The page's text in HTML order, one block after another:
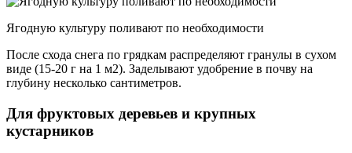
Ягодную культуру поливают по необходимости
После схода снега по грядкам распределяют гранулы в сухом
виде (15-20 г на 1 м2). Заделывают удобрение в почву на
глубину несколько сантиметров.
Для фруктовых деревьев и крупных
кустарников